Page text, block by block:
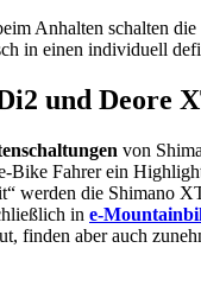
Anhalten schalten
in einen individuell
und Deore
von
Bike Fahrer ein
werden die Shimano
in e-
finden aber auch